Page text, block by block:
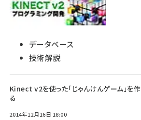
データベース
技術解説
Kinect v2を使った「じゃんけんゲーム」を作
る
2014年12月16日 18:00